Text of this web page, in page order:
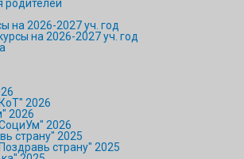
родителей
на 2026-2027 уч. год
на 2026-2027 уч. год
2026
2026
2026
страну" 2025
страну" 2025